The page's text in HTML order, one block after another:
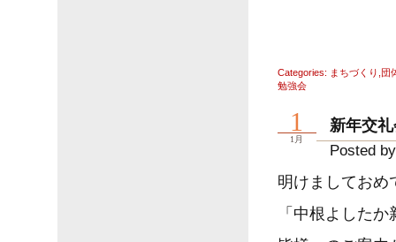
Categories: まちづくり 団
勉強会
新年交
Posted
明けましておめ
「中根よした
1
1月